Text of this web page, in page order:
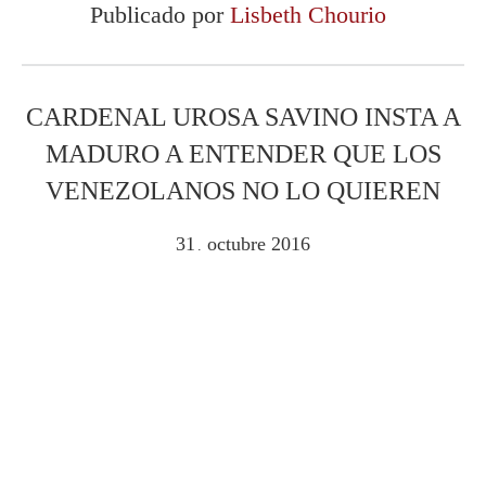
Publicado por Lisbeth Chourio
CARDENAL UROSA SAVINO INSTA A
MADURO A ENTENDER QUE LOS
VENEZOLANOS NO LO QUIEREN
31 . octubre 2016